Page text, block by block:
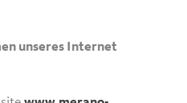
unseres Internet